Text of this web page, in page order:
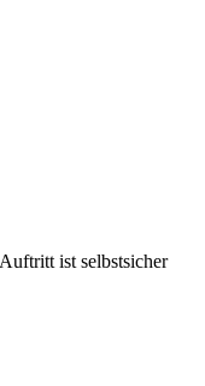
ist selbstsicher